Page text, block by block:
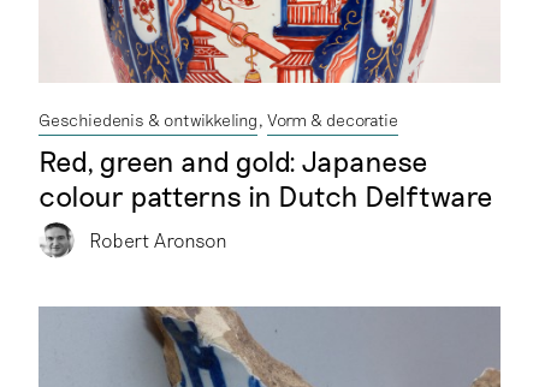
Geschiedenis & ontwikkeling Vorm & decoratie
Red, green and gold: Japanese
colour patterns in Dutch Delftware
Robert Aronson